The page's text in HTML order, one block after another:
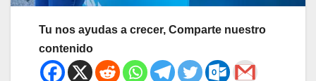
Tu nos ayudas a crecer, Comparte nuestro
contenido